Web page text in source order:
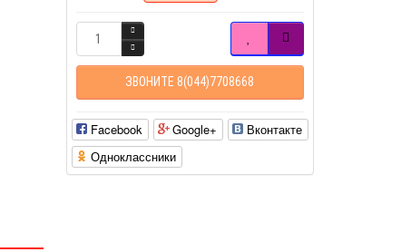
ЗВОНИТЕ 8(044)7708668
Facebook Google+
Вконтакте
Одноклассники